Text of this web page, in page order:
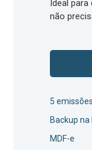
Ideal
não
5
Backup na
MDF-e